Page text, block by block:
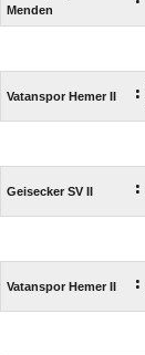
Menden
Vatanspor Hemer II :
Geisecker SV II :
Vatanspor Hemer II :